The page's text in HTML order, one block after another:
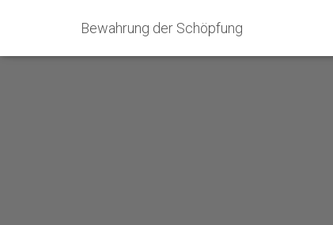
Bewahrung der Schöpfung